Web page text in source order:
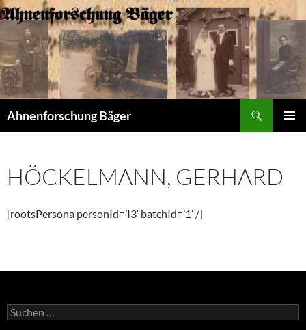
Zum
Inhalt
springen
Ahnenforschung Bäger
HÖCKELMANN, GERHARD
[rootsPersona personId=’I3′ batchId=’1′ /]
Suchen
nach: